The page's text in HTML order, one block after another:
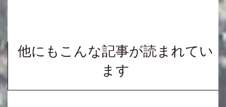
他にもこんな記事が読まれてい
ます